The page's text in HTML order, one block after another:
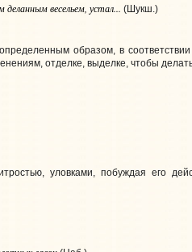
деланным весельем, устал... (Шукш.)
образом, в
отделке, выделке, чтобы
уловками, побуждая его